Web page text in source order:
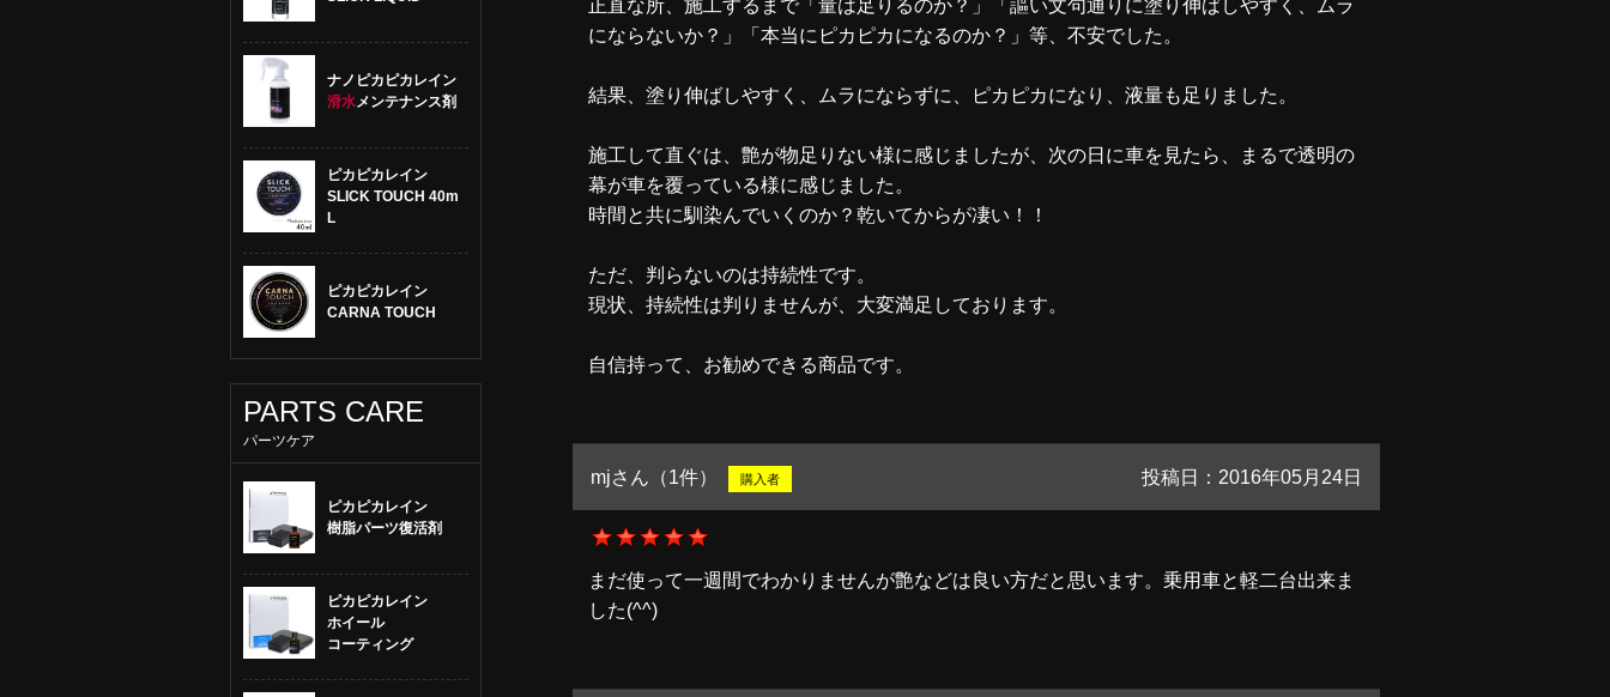
ナノピカピカレイン
滑水メンテナンス剤
ピカピカレイン
SLICK TOUCH 40m
L
ピカピカレイン
CARNA TOUCH
PARTS CARE
パーツケア
ピカピカレイン
樹脂パーツ復活剤
ピカピカレイン
ホイール
コーティング
正直な所、施工するまで「量は足りるのか？」「謳い文句通りに塗り伸ばしやすく、ムラ
にならないか？」「本当にピカピカになるのか？」等、不安でした。
結果、塗り伸ばしやすく、ムラにならずに、ピカピカになり、液量も足りました。
施工して直ぐは、艶が物足りない様に感じましたが、次の日に車を見たら、まるで透明の
幕が車を覆っている様に感じました。
時間と共に馴染んでいくのか？乾いてからが凄い！！
ただ、判らないのは持続性です。
現状、持続性は判りませんが、大変満足しております。
自信持って、お勧めできる商品です。
mjさん（1件） 購入者 投稿日：2016年05月24日
まだ使って一週間でわかりませんが艶などは良い方だと思います。乗用車と軽二台出来ま
した(^^)